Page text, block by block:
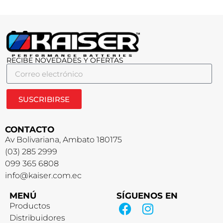
RECIBE NOVEDADES Y OFERTAS
SUSCRIBIRSE
CONTACTO
Av Bolivariana, Ambato 180175
(03) 285 2999
099 365 6808
info@kaiser.com.ec
MENÚ
Productos
Distribuidores
SÍGUENOS EN